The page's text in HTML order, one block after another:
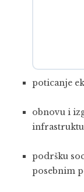
poticanje
obnovu i
podršku
posebnim